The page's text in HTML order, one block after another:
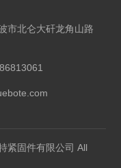
市北仑大矸龙角山路
紧固件有限公司 All